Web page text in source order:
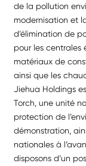
de la pollution
modernisation et
d’élimination de
pour les centrales
matériaux de
ainsi que les
Jiehua Holdings
Torch, une unité
protection de
démonstration,
nationales à
disposons d’un